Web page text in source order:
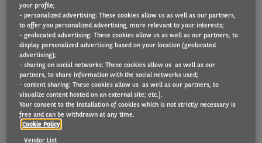
La télématique est un outil essentiel à tous
gestionnaires de flotte, mais elle est également utile
aux conducteurs. Grâce à la connectivité, le
gestionnaire de flotte peut mieux suivre et surveiller
les véhicules de sa flotte, optimiser les opérations et la
sécurité des conducteurs est renforcée.
La définition littérale de la télématique est : le
transfert de données informatisées
your profile;
- personalized advertising: These cookies allow us as well as our partners,
to offer you personalized advertising, more relevant to your interests;
- geolocated advertising: These cookies allow us as well as our partners, to
display personalized advertising based on your location (geolocated
advertising);
- sharing on social networks: These cookies allow us as well as our
partners, to share information with the social networks used;
- content sharing: These cookies allow us as well as our partners, to
visualize content hosted on an external site; etc.].
Your consent to the installation of cookies which is not strictly necessary is
free and can be withdrawn at any time.
Cookie Policy
Vendor List